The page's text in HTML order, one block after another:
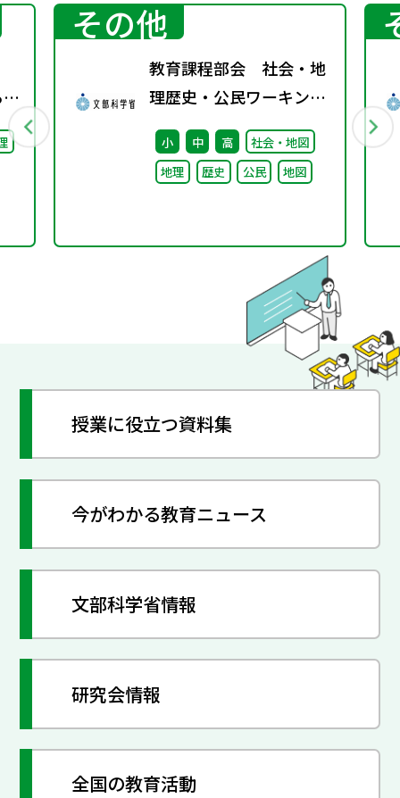
その他
教育課程部会 社会・地
理歴史・公民ワーキング
（第3回） 配付資料
小 中 高
社会・地図
地理
歴史 公民 地図
授業に役立つ資料集
今がわかる教育ニュース
文部科学省情報
研究会情報
全国の教育活動